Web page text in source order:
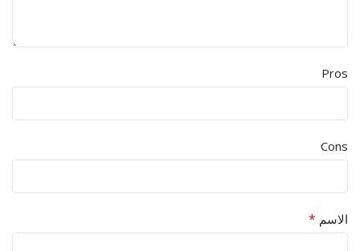
Pros
Cons
الاسم *